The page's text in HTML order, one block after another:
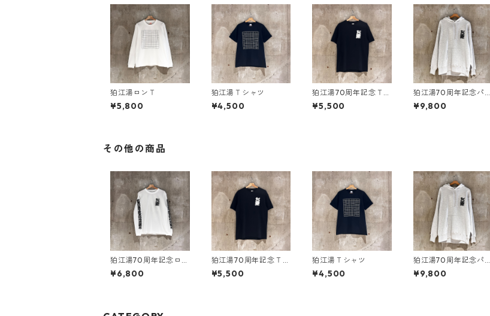
狛江湯ロンＴ
¥5,800
狛江湯Ｔシャツ
¥4,500
狛江湯70周年記念Ｔシ
ャツ
¥5,500
狛江湯70周年記念パー
カー
¥9,800
その他の商品
狛江湯70周年記念ロン
Ｔ
¥6,800
狛江湯70周年記念Ｔシ
ャツ
¥5,500
狛江湯Ｔシャツ
¥4,500
狛江湯70周年記念パー
カー
¥9,800